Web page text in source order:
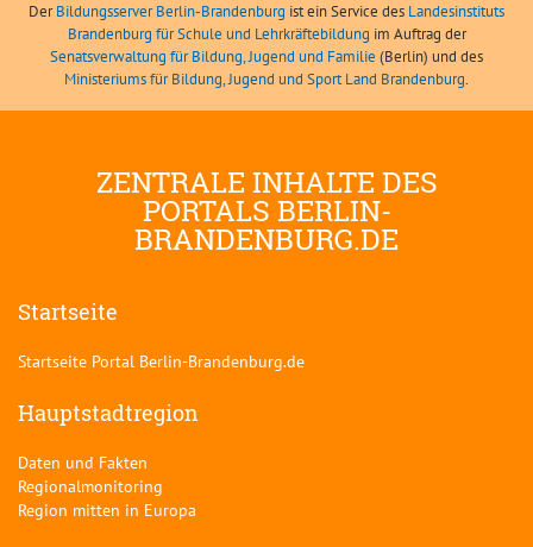
DerBildungsserver Berlin-Brandenburg ist ein Service des Landesinstituts
Brandenburg für Schule und Lehrkräftebildung im Auftrag der
Senatsverwaltung für Bildung, Jugend und Familie (Berlin) und des
Ministeriums für Bildung, Jugend und Sport Land Brandenburg.
ZENTRALE INHALTE DES
PORTALS BERLIN-
BRANDENBURG.DE
Startseite
Startseite Portal Berlin-Brandenburg.de
Hauptstadtregion
Daten und Fakten
Regionalmonitoring
Region mitten in Europa